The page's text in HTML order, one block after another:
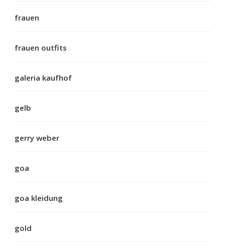
frauen
frauen outfits
galeria kaufhof
gelb
gerry weber
goa
goa kleidung
gold